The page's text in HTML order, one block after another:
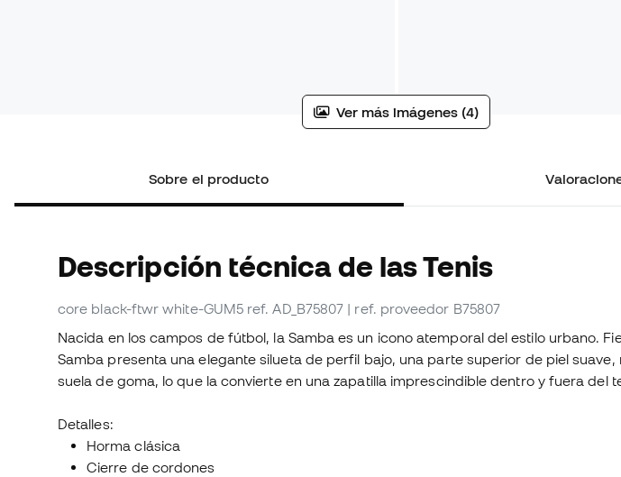
Ver más imágenes (4)
Sobre el producto
Descripción técnica de las Tenis
core black-ftwr white-GUM5 ref. AD_B75807 | ref. proveedor B75807
Nacida en los campos de fútbol, la Samba es un icono atemporal del estilo urbano.
Samba presenta una elegante silueta de perfil bajo, una parte superior de piel
suela de goma, lo que la convierte en una zapatilla imprescindible dentro y fuera del
Detalles:
Horma clásica
Cierre de cordones